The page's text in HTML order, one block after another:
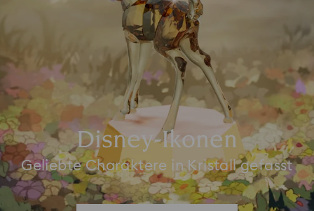
Disney-Ikonen
Geliebte Charaktere in Kristall gefasst